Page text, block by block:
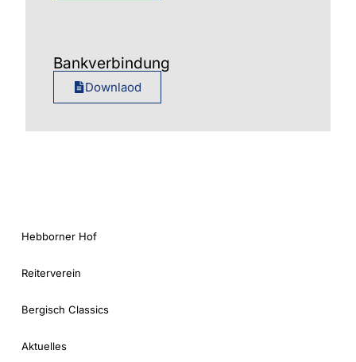
Bankverbindung
Downlaod
Hebborner Hof
Reiterverein
Bergisch Classics
Aktuelles